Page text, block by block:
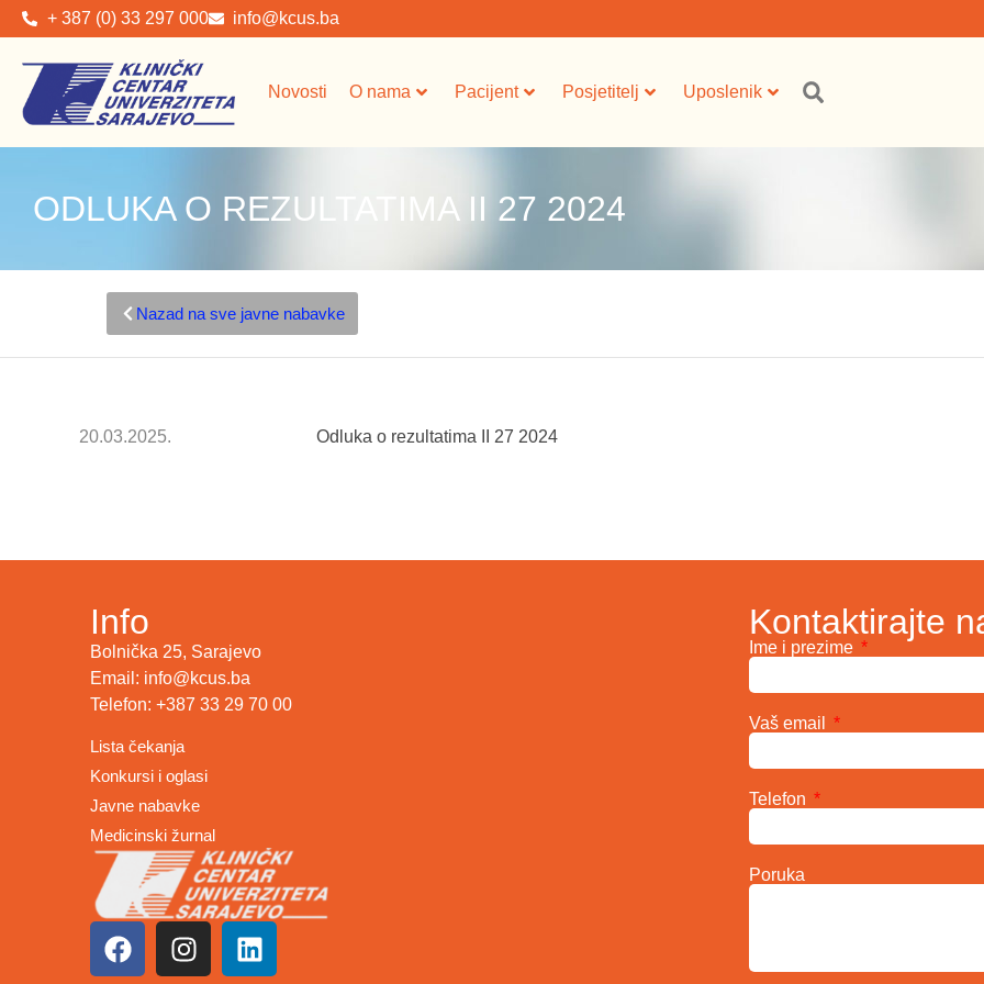
+ 387 (0) 33 297 000 info@kcus.ba
Novosti O nama Pacijent Posjetitelj Uposlenik
ODLUKA O REZULTATIMA II 27 2024
Nazad na sve javne nabavke
20.03.2025. Odluka o rezultatima II 27 2024
Info
Bolnička 25, Sarajevo
Email: info@kcus.ba
Telefon: +387 33 29 70 00
Lista čekanja
Konkursi i oglasi
Javne nabavke
Medicinski žurnal
Kontaktirajte
Ime i prezime
Vaš email
Telefon
Poruka